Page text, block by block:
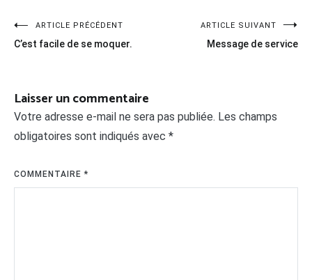
Navigation
de
ARTICLE PRÉCÉDENT
C’est facile de se moquer.
ARTICLE SUIVANT
Message de service
Laisser un commentaire
Votre adresse e-mail ne sera pas publiée. Les champs
obligatoires sont indiqués avec *
COMMENTAIRE*